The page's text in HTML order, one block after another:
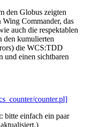
den Globus zeigten
Commander, das
auch die respektablen
den kumulierten
die WCS:TDD
und einen sichtbaren
counter.pl]
bitte einfach ein paar